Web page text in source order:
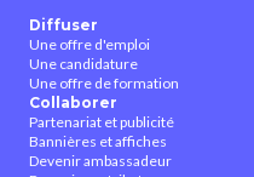
Diffuser
Une offre d'emploi
Une candidature
Une offre de formation
Collaborer
Partenariat et publicité
Bannières et affiches
Devenir ambassadeur